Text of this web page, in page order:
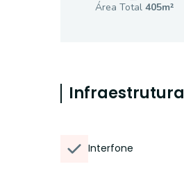
Área Total 405m²
Infraestrutura
Interfone